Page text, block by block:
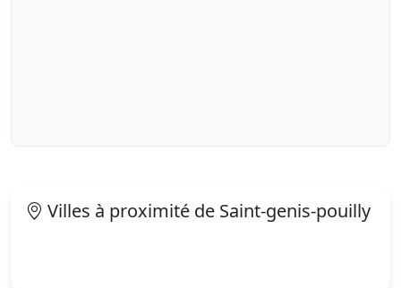
Villes à proximité de Saint-genis-pouilly